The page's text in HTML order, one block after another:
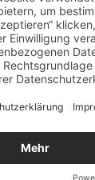
in